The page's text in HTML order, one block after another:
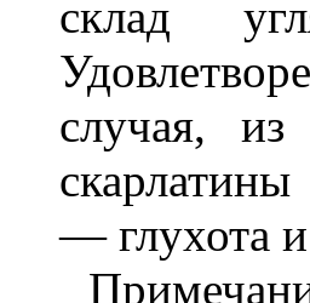
склад
случая,
— глухота